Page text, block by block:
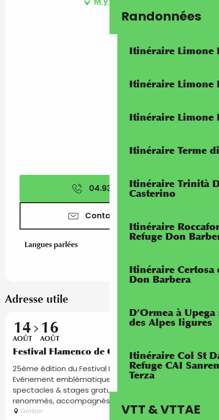
Randonnées
Itinéraire Limone
Itinéraire Limone
Itinéraire Limone
Itinéraire Terme
Itinéraire Trinità
Casterino
Itinéraire
Refuge Don
Itinéraire Certosa
Don Barbera
D’Ormea à
des Alpes ligures
Itinéraire Col St
Refuge CAI
Terza
VTT & VTTAE
04.93.57.41.▒▒
Contactez-nous
Langues parlées
Langues parlées
Adresse utile
14
AOÛT
16
AOÛT
Festival Flamenco de Gorbio
25ème édition du Festival Flamenco de Gorbio.
Evénement emblématique du village: 3 jours de
spectacles & stages gratuits avec des danseurs
renommés, accompagnés par des grands...
Gorbio
Réservable